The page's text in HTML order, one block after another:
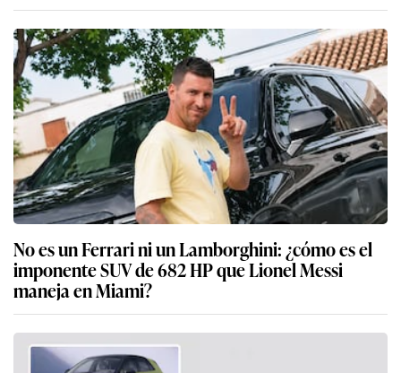
No es un Ferrari ni un Lamborghini: ¿cómo es el
imponente SUV de 682 HP que Lionel Messi
maneja en Miami?